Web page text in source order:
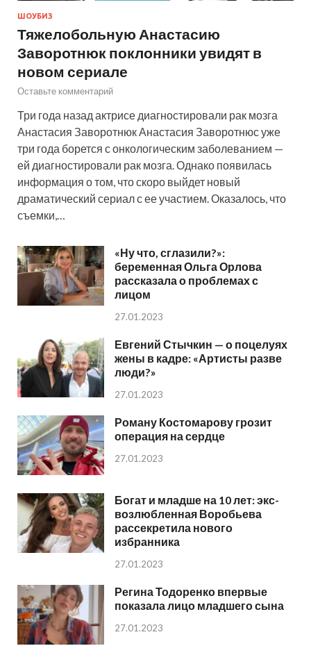
ШОУБИЗ
Тяжелобольную Анастасию
Заворотнюк поклонники увидят в
новом сериале
Оставьте комментарий
Три года назад актрисе диагностировали рак мозга
Анастасия Заворотнюк Анастасия Заворотнюс уже
три года борется с онкологическим заболеванием —
ей диагностировали рак мозга. Однако появилась
информация о том, что скоро выйдет новый
драматический сериал с ее участием. Оказалось, что
съемки,…
«Ну что, сглазили?»:
беременная Ольга Орлова
рассказала о проблемах с
лицом
27.01.2023
Евгений Стычкин — о поцелуях
жены в кадре: «Артисты разве
люди?»
27.01.2023
Роману Костомарову грозит
операция на сердце
27.01.2023
Богат и младше на 10 лет: экс-
возлюбленная Воробьева
рассекретила нового
избранника
27.01.2023
Регина Тодоренко впервые
показала лицо младшего сына
27.01.2023